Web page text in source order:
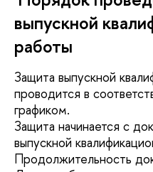
выпускной
работы
Защита выпускной
проводится в
графиком.
Защита начинается с
выпускной
Продолжительность